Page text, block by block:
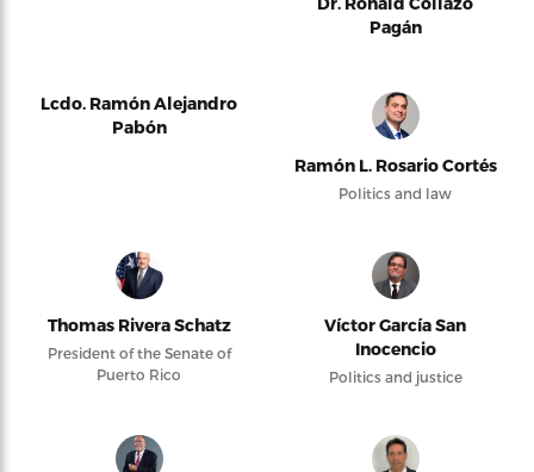
Pagán
Lcdo. Ramón Alejandro
Pabón
Ramón L. Rosario Cortés
Politics and law
Thomas Rivera Schatz
President of the Senate of
Puerto Rico
Víctor García San
Inocencio
Politics and justice